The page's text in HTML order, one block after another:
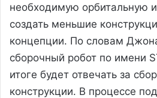
необходимую орбитальную
создать меньшие
концепции. По словам
сборочный робот по имени
итоге будет отвечать за
конструкции. В процессе